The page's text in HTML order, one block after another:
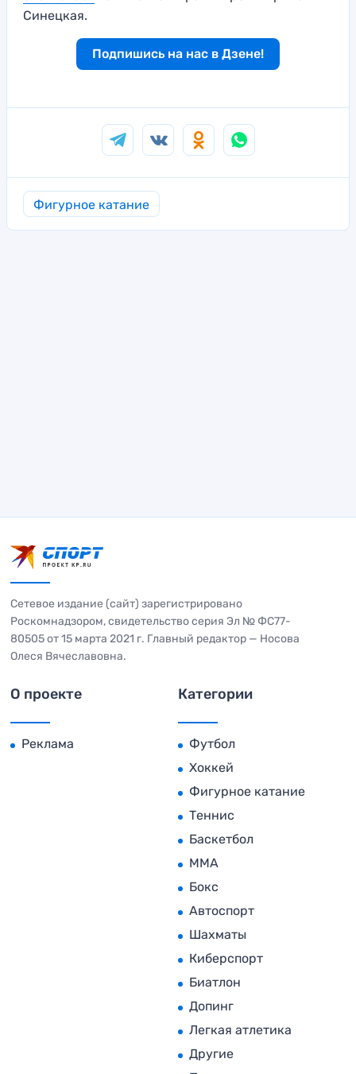
Синецкая.
Подпишись на нас в Дзене!
Фигурное катание
Сетевое издание (сайт) зарегистрировано
Роскомнадзором, свидетельство серия Эл № ФС77-
80505 от 15 марта 2021 г. Главный редактор — Носова
Олеся Вячеславовна.
О проекте
Реклама
Категории
Футбол
Хоккей
Фигурное катание
Теннис
Баскетбол
MMA
Бокс
Автоспорт
Шахматы
Киберспорт
Биатлон
Допинг
Легкая атлетика
Другие